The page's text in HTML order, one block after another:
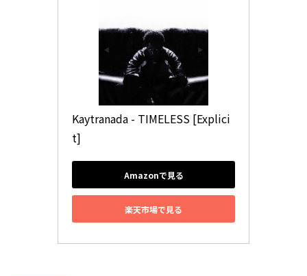
Kaytranada - TIMELESS [Explici
t]
Amazonで見る
楽天市場で見る